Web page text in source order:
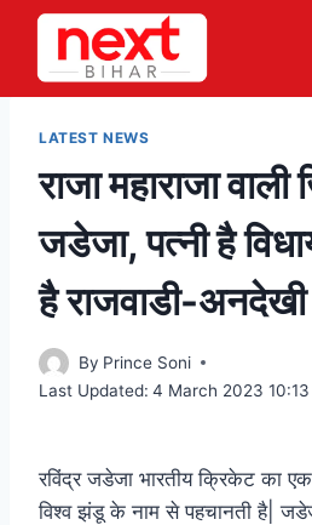
Skip
content
LATEST NEWS
राजा महाराजा
जडेजा, पत्नी है
है राजवाडी-अनदेखी
By Prince Soni
Last Updated: 4 March 2023 10:13
रविंद्र जडेजा भारतीय क्रिकेट का
विश्व झंडू के नाम से पहचानती है|